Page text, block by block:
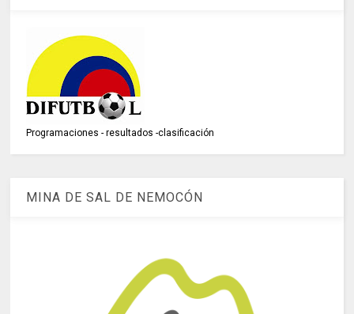
Programaciones - resultados -clasificación
MINA DE SAL DE NEMOCÓN